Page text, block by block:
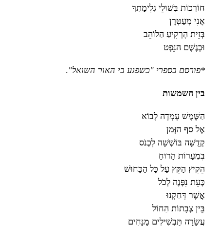
חוֹרְכוֹת בְּשׁוּלֵי גְּלִימָתְךָ
אֲנִי מְעַטְּרָן
בְּזֵית הָרָקִיעַ הַלּוֹהֵב
וּבְגֶשֶׁם הַנֵּפְט
*פורסם בספרי "כשפגע בי האור השואל".
בין השמשות
הַשֶּׁמֶשׁ עָמְדָה לָבוֹא
אֶל סַף הַזְּמַן
קְדֻשָּׁה בּוֹשְׁשָׁה לִכְנֹס
בִּמְעָרוֹת הָרוּחַ
הֵקִיץ הַקֵּץ עַל כָּל הַכָּחוּשׁ
כָּעֵת נִפָּנֶה לְכֹל
אֲשֶׁר דָּחַקְנוּ
בֵּין צְבָתוֹת הַחוֹל
עֲשָׂרָה תַּבְשִׁילִים מֻנָּחִים